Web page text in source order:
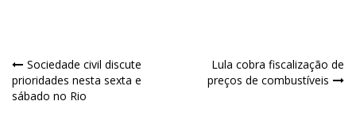
Sociedade civil discute
prioridades nesta sexta e
sábado no Rio
Lula cobra fiscalização de
preços de combustíveis